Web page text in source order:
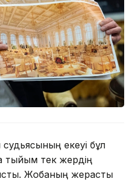
екеуі бұл
тыйым тек жердің
Жобаның жерасты